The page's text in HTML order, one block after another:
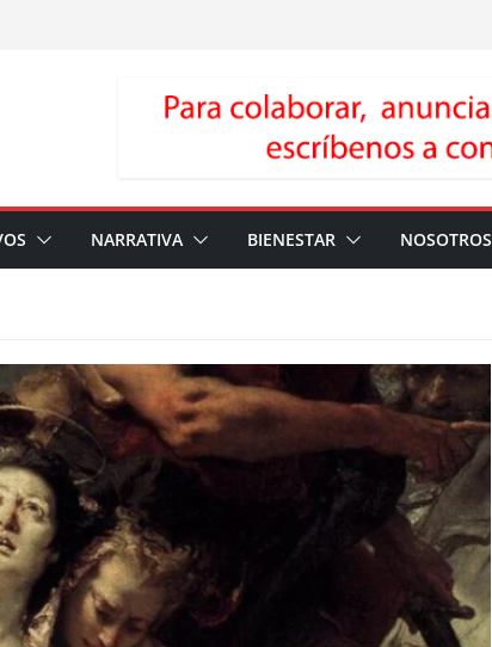
NARRATIVA BIENESTAR NOSOTROS